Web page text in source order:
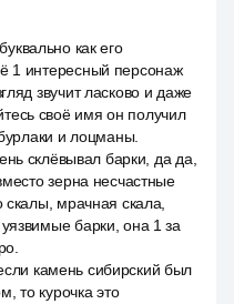
как его
1 интересный персонаж
звучит ласково и даже
своё имя он получил
и лоцманы.
склёвывал барки, да да,
зерна несчастные
скалы, мрачная скала,
барки, она 1 за
камень сибирский был
то курочка это